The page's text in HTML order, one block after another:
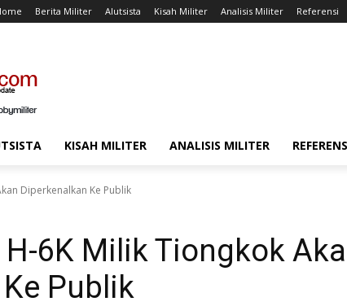
Berita Militer Alutsista Kisah Militer Analisis Militer Referensi
KISAH MILITER ANALISIS MILITER
Diperkenalkan Ke Publik
6K Milik Tiongkok
Publik